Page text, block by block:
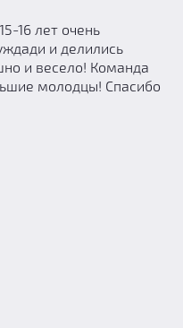
16 лет очень
и делились
и весело! Команда
молодцы! Спасибо